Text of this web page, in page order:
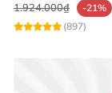
1.924.000₫
-21%
(897)